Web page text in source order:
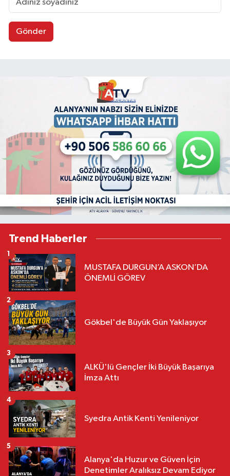
Gönder
Trend Haberler
MUSTAFA DURGUN’A ASKON’DA
ÖNEMLİ GÖREV
1
Gökbel'de Büyük Gün Yaklaşıyor
2
ALKÜ'lü Gençler İki Büyük Başarıya
İmza Attı
3
Syedra Antik Kenti Yenileniyor
4
Alanya'da Huzur ve Güven İçin
Denetimler Aralıksız Devam Ediyor
5